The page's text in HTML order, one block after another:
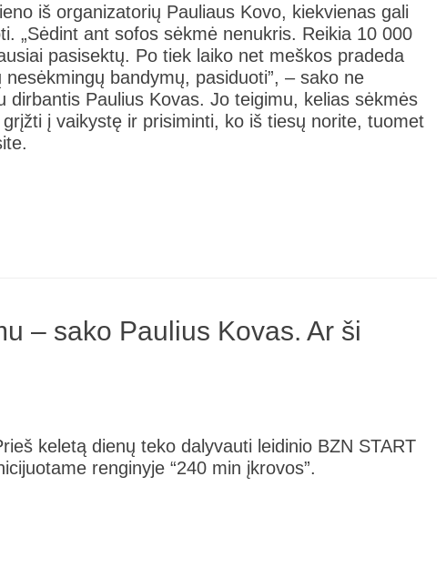
iš organizatorių Pauliaus Kovo, kiekvienas gali
„Sėdint ant sofos sėkmė nenukris. Reikia 10 000
pasisektų. Po tiek laiko net meškos pradeda
bandymų, pasiduoti”, – sako ne
dirbantis Paulius Kovas. Jo teigimu, kelias sėkmės
į vaikystę ir prisiminti, ko iš tiesų norite, tuomet
– sako Paulius Kovas. Ar ši
keletą dienų teko dalyvauti leidinio BZN START
renginyje “240 min įkrovos”.